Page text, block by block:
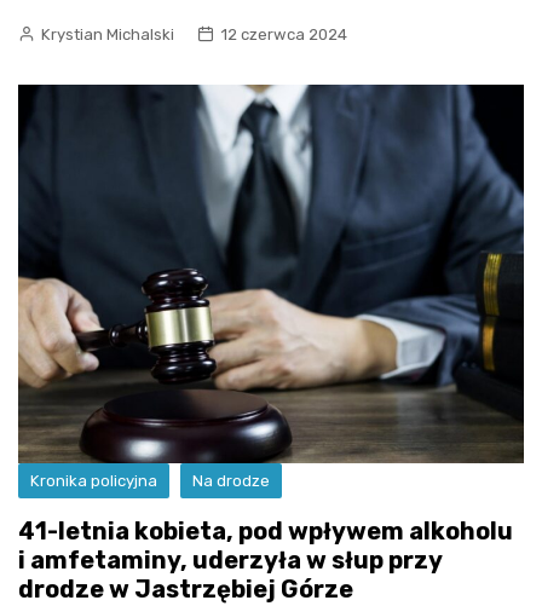
Krystian Michalski 12 czerwca 2024
Kronika policyjna Na drodze
41-letnia kobieta, pod wpływem alkoholu
i amfetaminy, uderzyła w słup przy
drodze w Jastrzębiej Górze